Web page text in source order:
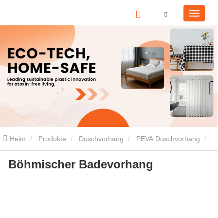
Heim Produkte Duschvorhang PEVA Duschvorhang
Böhmischer Badevorhang
Böhmischer Badevorhang